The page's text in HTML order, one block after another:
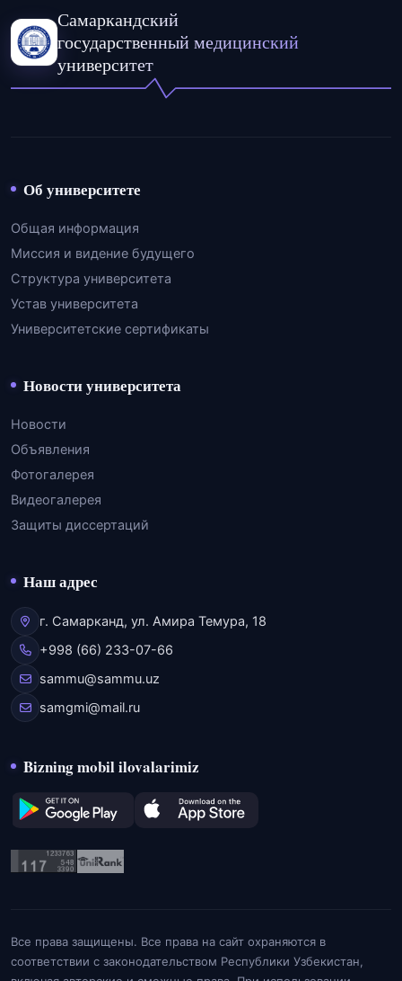
Самаркандский
государственный медицинский
университет
Об университете
Общая информация
Миссия и видение будущего
Структура университета
Устав университета
Университетские сертификаты
Новости университета
Новости
Объявления
Фотогалерея
Видеогалерея
Защиты диссертаций
Наш адрес
г. Самарканд, ул. Амира Темура, 18
+998 (66) 233-07-66
sammu@sammu.uz
samgmi@mail.ru
Bizning mobil ilovalarimiz
Все права защищены. Все права на сайт охраняются в
соответствии с законодательством Республики Узбекистан,